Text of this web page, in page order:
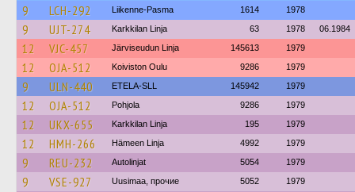
9 LCH-292 Liikenne-Pasma 1614 1978
9 UJT-274 Karkkilan Linja 63 1978 06.1984
12 VJC-457 Järviseudun Linja 145613 1979
12 OJA-512 Koiviston Oulu 9286 1979
9 ULN-440 ETELA-SLL 145942 1979
12 OJA-512 Pohjola 9286 1979
12 UKX-655 Karkkilan Linja 195 1979
12 HMH-266 Hämeen Linja 4992 1979
9 REU-232 Autolinjat 5054 1979
9 VSE-927 Uusimaa, прочие 5052 1979